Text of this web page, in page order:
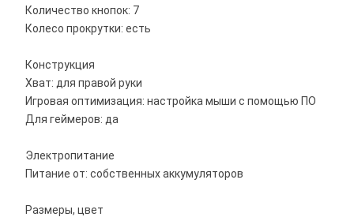
Количество кнопок: 7
Колесо прокрутки: есть
Конструкция
Хват: для правой руки
Игровая оптимизация: настройка мыши с помощью ПО
Для геймеров: да
Электропитание
Питание от: собственных аккумуляторов
Размеры, цвет